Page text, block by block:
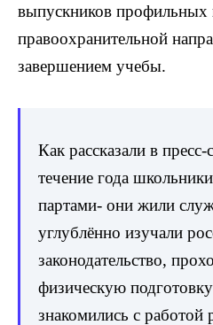
выпускников профильных
правоохранительной
завершением учебы.
Как рассказали в
течение года
партами- они жили
углублённо изучали
законодательство,
физическую
знакомились с работой